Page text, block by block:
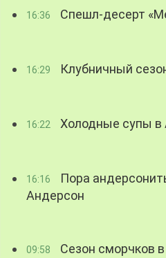
16:36 Спешл-десерт
16:29 Клубничный
16:22 Холодные супы в
16:16
Пора
Андерсон
09:58 Сезон сморчков